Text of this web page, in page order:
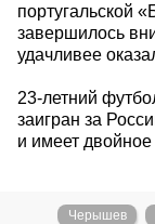
португальской
завершилось
удачливее
23-летний
заигран за
и имеет
Черышев